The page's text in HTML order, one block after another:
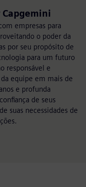
empresas para
o poder da
por seu propósito de
para um futuro
responsável e
equipe em mais de
e profunda
de seus
suas necessidades de